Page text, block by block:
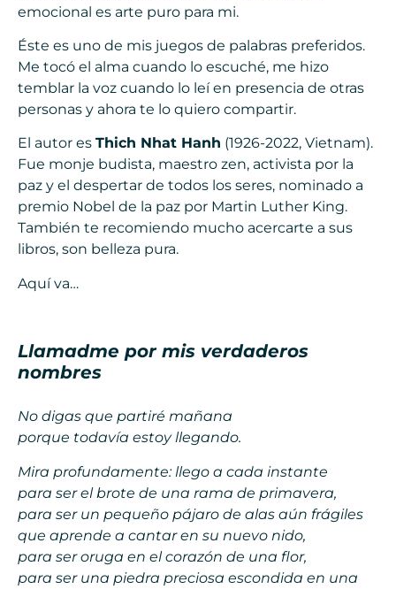
emocional es arte puro para mi.
Éste es uno de mis juegos de palabras preferidos.
Me tocó el alma cuando lo escuché, me hizo
temblar la voz cuando lo leí en presencia de otras
personas y ahora te lo quiero compartir.
El autor es Thich Nhat Hanh (1926-2022, Vietnam).
Fue monje budista, maestro zen, activista por la
paz y el despertar de todos los seres, nominado a
premio Nobel de la paz por Martin Luther King.
También te recomiendo mucho acercarte a sus
libros, son belleza pura.
Aquí va…
Llamadme por mis verdaderos
nombres
No digas que partiré mañana
porque todavía estoy llegando.
Mira profundamente: llego a cada instante
para ser el brote de una rama de primavera,
para ser un pequeño pájaro de alas aún frágiles
que aprende a cantar en su nuevo nido,
para ser oruga en el corazón de una flor,
para ser una piedra preciosa escondida en una